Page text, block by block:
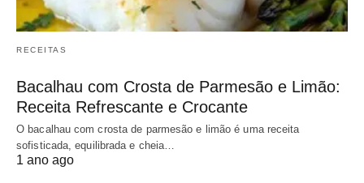
RECEITAS
Bacalhau com Crosta de Parmesão e Limão:
Receita Refrescante e Crocante
O bacalhau com crosta de parmesão e limão é uma receita
sofisticada, equilibrada e cheia…
1 ano ago